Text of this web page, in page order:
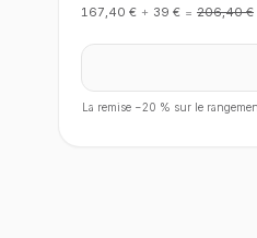
167,40 € + 39 € = 206,40 €
La remise −20 % sur le